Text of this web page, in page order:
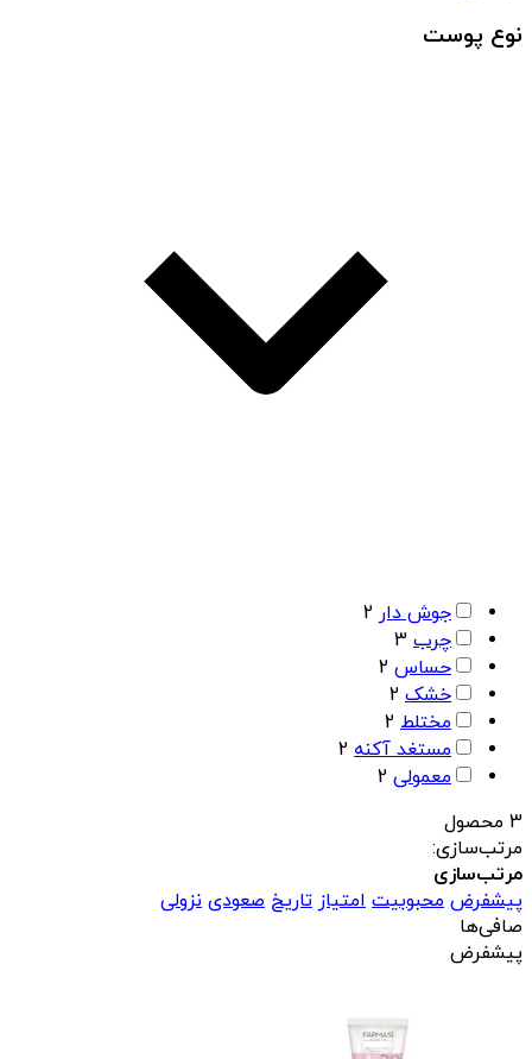
نوع پوست
جوش دار 2
چرب 3
حساس 2
خشک 2
مختلط 2
مستغد آکنه 2
معمولی 2
3 محصول
مرتب‌سازی:
مرتب‌سازی
پیشفرض محبوبیت امتیاز تاریخ صعودی نزولی
صافی‌ها
پیشفرض